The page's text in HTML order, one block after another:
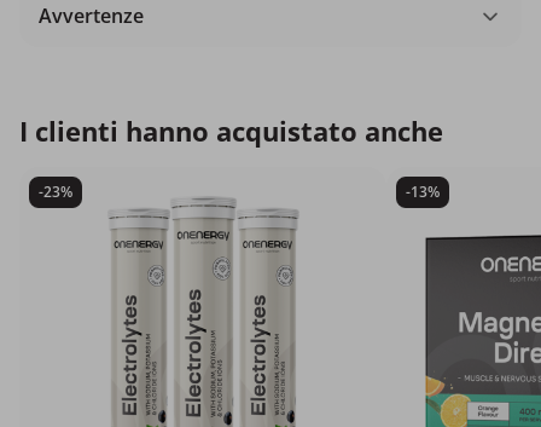
Avvertenze
I clienti hanno acquistato anche
-23% -13%